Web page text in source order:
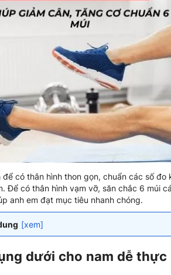
để có thân hình thon gọn, chuẩn các số
Để có thân hình vạm vỡ, săn chắc 6 múi
anh em đạt mục tiêu nhanh chóng.
[xem]
dưới cho nam dễ